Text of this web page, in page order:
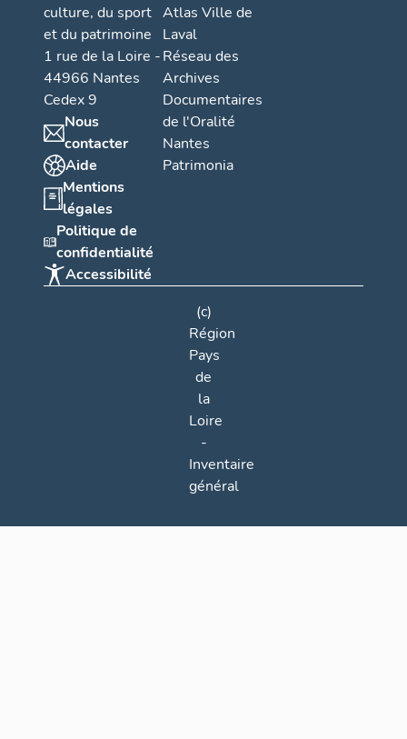
culture, du sport
et du patrimoine
1 rue de la Loire -
44966 Nantes
Cedex 9
Nous
contacter
Aide
Mentions
légales
Politique de
confidentialité
Accessibilité
Atlas Ville de
Laval
Réseau des
Archives
Documentaires
de l'Oralité
Nantes
Patrimonia
(c)
Région
Pays
de
la
Loire
-
Inventaire
général